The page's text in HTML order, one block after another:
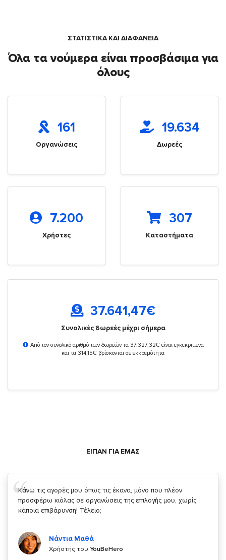
ΣΤΑΤΙΣΤΙΚΑ ΚΑΙ ΔΙΑΦΑΝΕΙΑ
Όλα τα νούμερα είναι προσβάσιμα για
όλους
161
Οργανώσεις
19.634
Δωρεές
7.200
Χρήστες
307
Καταστήματα
37.641,47€
Συνολικές δωρεές μέχρι σήμερα
Από τον συνολικό αριθμό των δωρεών τα 37.327,32€ είναι εγκεκριμένα
και τα 314,15€ βρίσκονται σε εκκρεμότητα
ΕΙΠΑΝ ΓΙΑ ΕΜΑΣ
Σας ευχαριστώ που μας δίνετε την δυνατότητα να κάνουμε
κάτι!
Χρήστης τουYouBeHero